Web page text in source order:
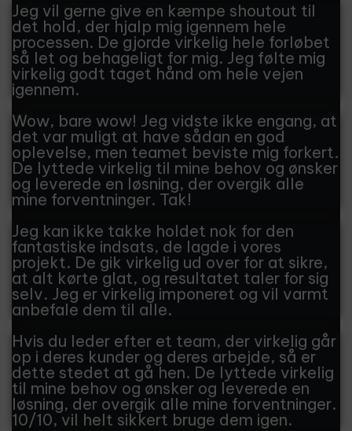
Jeg vil gerne give en kæmpe shoutout til
det hold, der hjalp mig igennem hele
processen. De gjorde virkelig hele forløbet
så let og behageligt for mig. Jeg følte mig
virkelig godt taget hånd om hele vejen
igennem.
Wow, bare wow! Jeg vidste ikke engang, at
det var muligt at have sådan en god
oplevelse, men teamet beviste mig forkert.
De lyttede virkelig til mine behov og ønsker
og leverede en løsning, der overgik alle
mine forventninger. Tak!
Jeg kan ikke takke holdet nok for den
fantastiske indsats, de lagde i vores
projekt. De gik virkelig ud over for at sikre,
at alt kørte glat, og resultatet taler for sig
selv. Jeg er virkelig imponeret og vil varmt
anbefale dem til alle.
Hvis du leder efter et team, der virkelig går
op i deres kunder og deres arbejde, så er
dette stedet at gå hen. De lyttede virkelig
til mine behov og ønsker og leverede en
løsning, der overgik alle mine forventninger.
10/10, vil helt sikkert bruge dem igen.